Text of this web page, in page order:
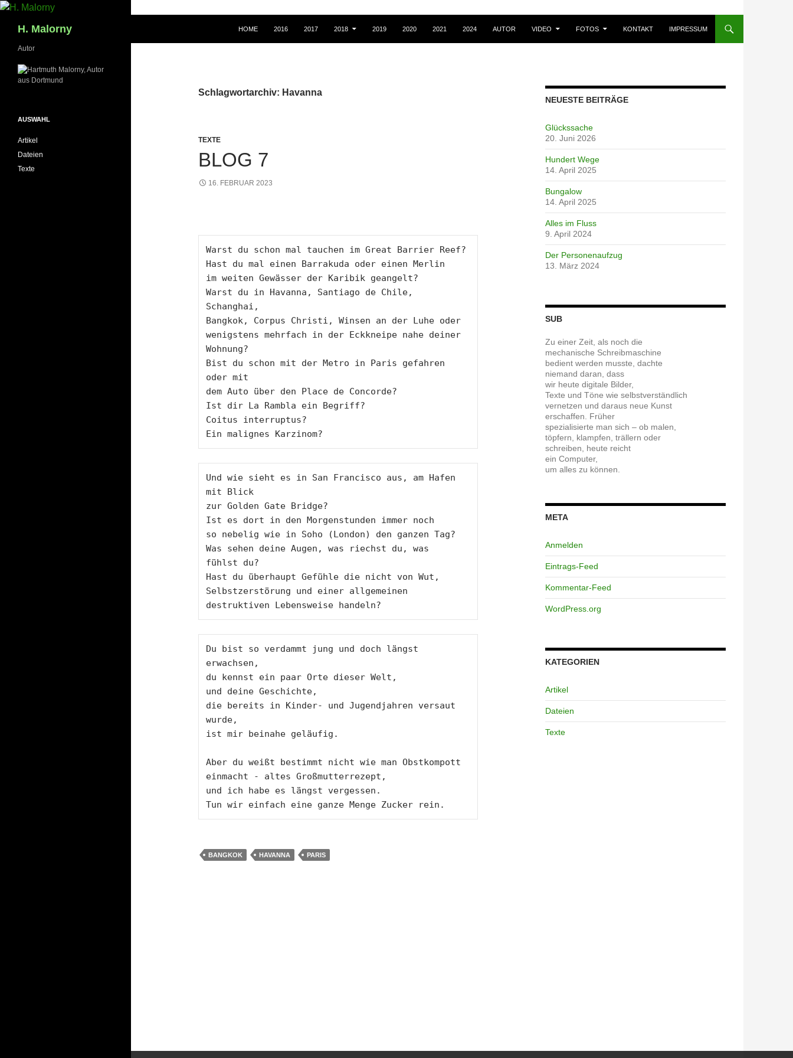
Zum
springenH. Malorny HOME 2016 2017 2018 2019 2020 2021 2024 AUTOR VIDEO FOTOS KONTAKT IMPRESSUM
Schlagwortarchiv: Havanna
TEXTE
BLOG 7
16. FEBRUAR 2023
Warst du schon mal tauchen im Great Barrier Reef?
Hast du mal einen Barrakuda oder einen Merlin
im weiten Gewässer der Karibik geangelt?
Warst du in Havanna, Santiago de Chile,
Schanghai,
Bangkok, Corpus Christi, Winsen an der Luhe oder
wenigstens mehrfach in der Eckkneipe nahe deiner
Wohnung?
Bist du schon mit der Metro in Paris gefahren
oder mit
dem Auto über den Place de Concorde?
Ist dir La Rambla ein Begriff?
Coitus interruptus?
Ein malignes Karzinom?
Und wie sieht es in San Francisco aus, am Hafen
mit Blick
zur Golden Gate Bridge?
Ist es dort in den Morgenstunden immer noch
so nebelig wie in Soho (London) den ganzen Tag?
Was sehen deine Augen, was riechst du, was
fühlst du?
Hast du überhaupt Gefühle die nicht von Wut,
Selbstzerstörung und einer allgemeinen
destruktiven Lebensweise handeln?
Du bist so verdammt jung und doch längst
erwachsen,
du kennst ein paar Orte dieser Welt,
und deine Geschichte,
die bereits in Kinder- und Jugendjahren versaut
wurde,
ist mir beinahe geläufig.
Aber du weißt bestimmt nicht wie man Obstkompott
einmacht - altes Großmutterrezept,
und ich habe es längst vergessen.
Tun wir einfach eine ganze Menge Zucker rein.
BANGKOK HAVANNA PARIS
NEUESTE BEITRÄGE
Glückssache
20. Juni 2026
Hundert Wege
14. April 2025
Bungalow
14. April 2025
Alles im Fluss
9. April 2024
Der Personenaufzug
13. März 2024
SUB
Zu einer Zeit, als noch die
mechanische Schreibmaschine
bedient werden musste, dachte
niemand daran, dass
wir heute digitale Bilder,
Texte und Töne wie selbstverständlich
vernetzen und daraus neue Kunst
erschaffen. Früher
spezialisierte man sich – ob malen,
töpfern, klampfen, trällern oder
schreiben, heute reicht
ein Computer,
um alles zu können.
META
Anmelden
Eintrags-Feed
Kommentar-Feed
WordPress.org
KATEGORIEN
Artikel
Dateien
Texte
Autor
AUSWAHL
Artikel
Dateien
Texte